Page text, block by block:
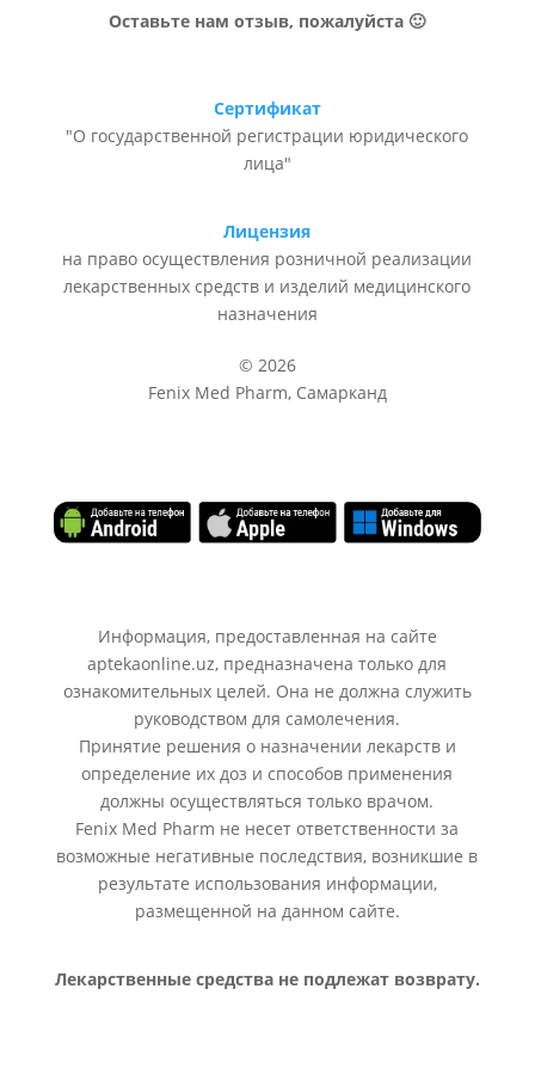
Оставьте нам отзыв, пожалуйста 🙂
Сертификат
"О государственной регистрации юридического
лица"
Лицензия
на право осуществления розничной реализации
лекарственных средств и изделий медицинского
назначения
© 2026
Fenix Med Pharm, Самарканд
Информация, предоставленная на сайте
aptekaonline.uz, предназначена только для
ознакомительных целей. Она не должна служить
руководством для самолечения.
Принятие решения о назначении лекарств и
определение их доз и способов применения
должны осуществляться только врачом.
Fenix Med Pharm не несет ответственности за
возможные негативные последствия, возникшие в
результате использования информации,
размещенной на данном сайте.
Лекарственные средства не подлежат возврату.